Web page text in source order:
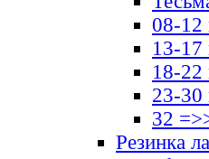
08-12
13-17
18-22
23-30
32
Резинка